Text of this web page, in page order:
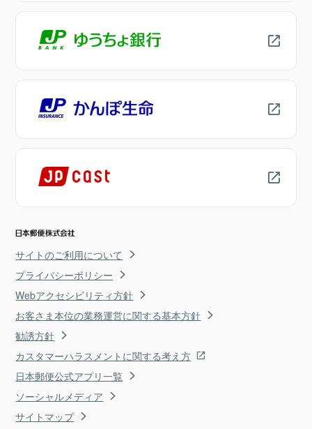
サイトのご利用について
プライバシーポリシー
Webアクセシビリティ方針
お客さま本位の業務運営に関する基本方針
勧誘方針
カスタマーハラスメントに関する考え方
日本郵便公式アプリ一覧
ソーシャルメディア
サイトマップ